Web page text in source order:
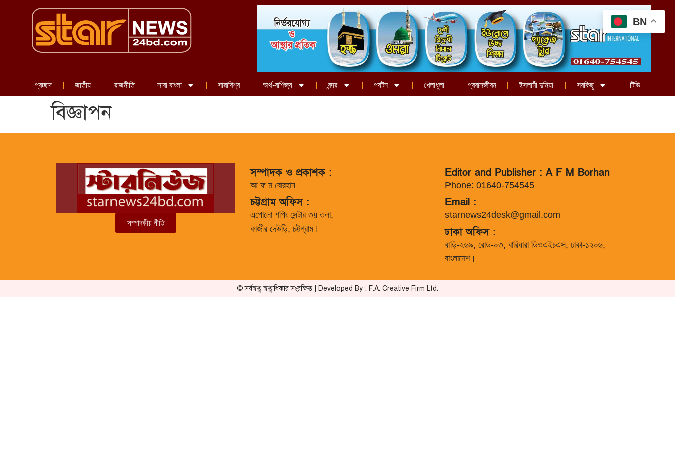
প্রচ্ছদ জাতীয় রাজনীতি সারা বাংলা সারাবিশ্ব অর্থ-বাণিজ্য বন্দর পর্যটন খেলাধুলা প্রবাসজীবন ইসলামী দুনিয়া সবকিছু টিভি
বিজ্ঞাপন
সম্পাদকীয় নীতি
সম্পাদক ও প্রকাশক :
আ ফ ম বোরহান
চট্টগ্রাম অফিস :
এপোলো শপিং সেন্টার ৩য় তলা,
কাজীর দেউড়ি, চট্টগ্রাম।
Editor and Publisher : A F M Borhan
Phone: 01640-754545
Email :
starnews24desk@gmail.com
ঢাকা অফিস :
বাড়ি-২৬৯, রোড-০৩, বারিধারা ডিওএইচএস, ঢাকা-১২০৬,
বাংলাদেশ।
© সর্বস্বত্ব স্বত্বাধিকার সংরক্ষিত | Developed By : F.A. Creative Firm Ltd.
BN